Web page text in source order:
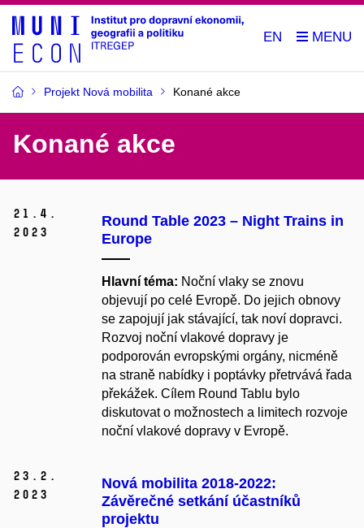
EN
Projekt Nová mobilita Konané akce
Konané akce
21. 4.
2023
Round Table 2023 – Night Trains in
Europe
Hlavní téma: Noční vlaky se znovu
objevují po celé Evropě. Do jejich obnovy
se zapojují jak stávající, tak noví dopravci.
Rozvoj noční vlakové dopravy je
podporován evropskými orgány, nicméně
na straně nabídky i poptávky přetrvává řada
překážek. Cílem Round Tablu bylo
diskutovat o možnostech a limitech rozvoje
noční vlakové dopravy v Evropě.
23. 2.
2023
Nová mobilita 2018-2022:
Závěrečné setkání účastníků
projektu